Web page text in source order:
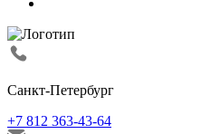
Санкт-Петербург
+7 812 363-43-64